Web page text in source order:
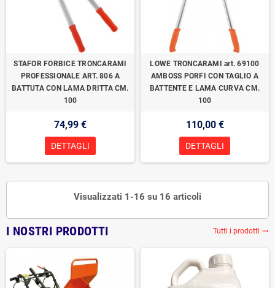
STAFOR FORBICE TRONCARAMI
PROFESSIONALE ART. 806 A
BATTUTA CON LAMA DRITTA CM.
100
74,99 €
DETTAGLI
LOWE TRONCARAMI art. 69100
AMBOSS PORFI CON TAGLIO A
BATTENTE E LAMA CURVA CM.
100
110,00 €
DETTAGLI
Visualizzati 1-16 su 16 articoli
I NOSTRI PRODOTTI Tutti i prodotti trending_flat